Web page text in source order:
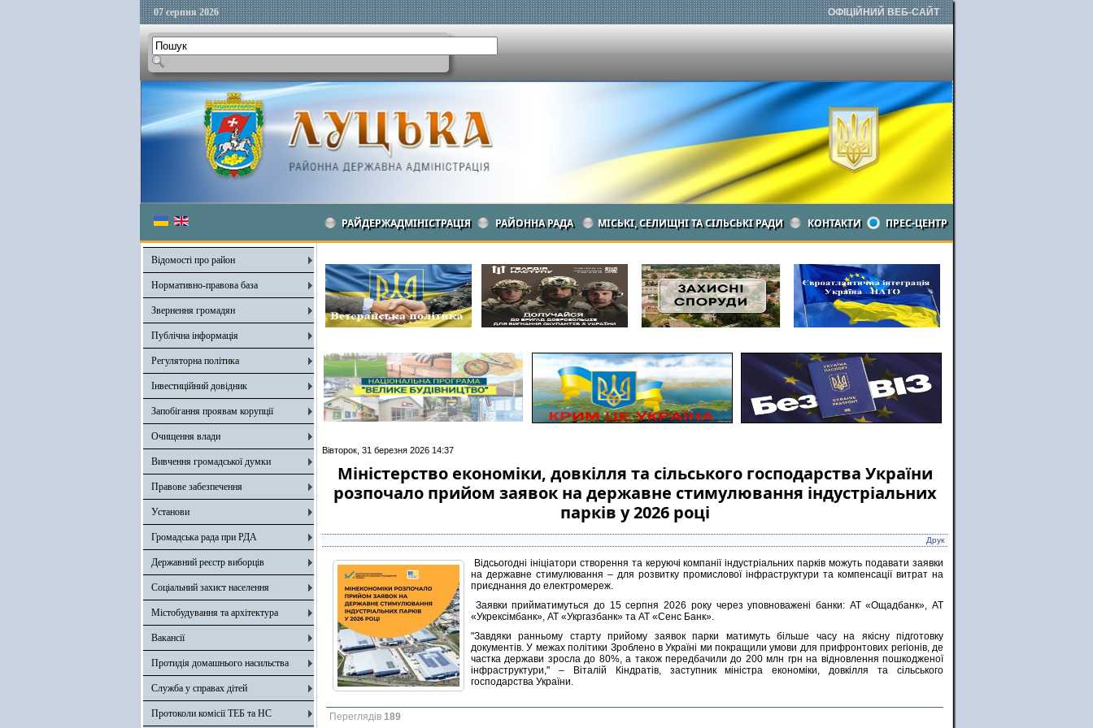
07 серпня 2026 ОФІЦІЙНИЙ ВЕБ-САЙТ
РАЙДЕРЖАДМІНІСТРАЦІЯ РАЙОННА РАДА МІСЬКІ, СЕЛИЩНІ ТА СІЛЬСЬКІ РАДИ КОНТАКТИ ПРЕС-ЦЕНТР
Відомості про район
Нормативно-правова база
Звернення громадян
Публічна інформація
Регуляторна політика
Інвестиційний довідник
Запобігання проявам корупції
Очищення влади
Вивчення громадської думки
Правове забезпечення
Установи
Громадська рада при РДА
Державний реєстр виборців
Соціальний захист населення
Містобудування та архітектура
Вакансії
Протидія домашнього насильства
Служба у справах дітей
Протоколи комісії ТЕБ та НС
Вівторок, 31 березня 2026 14:37
Міністерство економіки, довкілля та сільського господарства України
розпочало прийом заявок на державне стимулювання індустріальних
парків у 2026 році
Друк
Відсьогодні ініціатори створення та керуючі компанії індустріальних парків можуть подавати заявки
на державне стимулювання – для розвитку промислової інфраструктури та компенсації витрат на
приєднання до електромереж.
Заявки прийматимуться до 15 серпня 2026 року через уповноважені банки: АТ «Ощадбанк», АТ
«Укрексімбанк», АТ «Укргазбанк» та АТ «Сенс Банк».
"Завдяки ранньому старту прийому заявок парки матимуть більше часу на якісну підготовку
документів. У межах політики Зроблено в Україні ми покращили умови для прифронтових регіонів, де
частка держави зросла до 80%, а також передбачили до 200 млн грн на відновлення пошкодженої
інфраструктури," – Віталій Кіндратів, заступник міністра економіки, довкілля та сільського
господарства України.
Переглядів 189